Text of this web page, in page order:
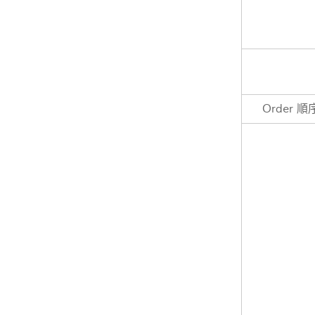
Order 順